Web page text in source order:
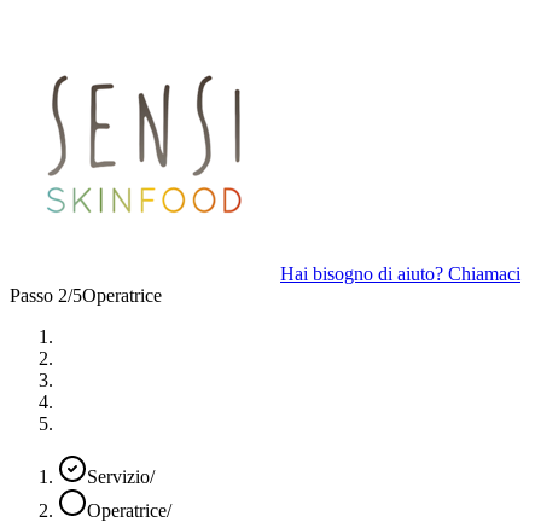
Hai bisogno di aiuto? Chiamaci
Passo 2/5Operatrice
Servizio/
Operatrice/